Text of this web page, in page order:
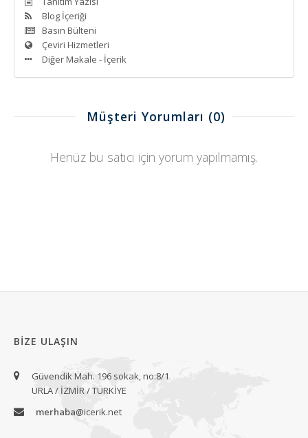
Blog İçeriği
Basın Bülteni
Çeviri Hizmetleri
Diğer Makale - İçerik
Müşteri Yorumları (0)
Henüz bu satıcı için yorum yapılmamış.
BIZE ULAŞIN
Güvendik Mah. 196 sokak, no:8/1
URLA / İZMİR / TÜRKİYE
merhaba@icerik.net